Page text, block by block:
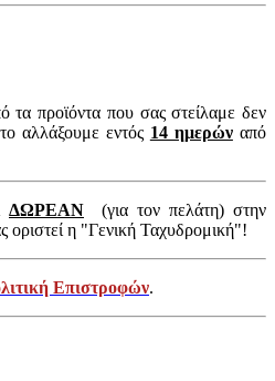
τα προϊόντα που σας στείλαμε δεν
αλλάξουμε εντός 14 ημερώναπό
ΔΩΡΕΑΝ (για τον πελάτη) στην
η "Γενική Ταχυδρομική"!
Επιστροφών.